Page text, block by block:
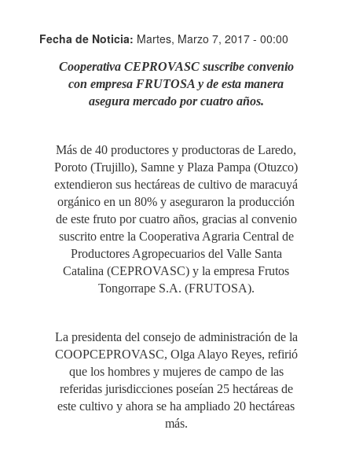
Fecha de Noticia: Martes, Marzo 7, 2017 - 00:00
Cooperativa CEPROVASC suscribe convenio
con empresa FRUTOSA y de esta manera
asegura mercado por cuatro años.
Más de 40 productores y productoras de Laredo,
Poroto (Trujillo), Samne y Plaza Pampa (Otuzco)
extendieron sus hectáreas de cultivo de maracuyá
orgánico en un 80% y aseguraron la producción
de este fruto por cuatro años, gracias al convenio
suscrito entre la Cooperativa Agraria Central de
Productores Agropecuarios del Valle Santa
Catalina (CEPROVASC) y la empresa Frutos
Tongorrape S.A. (FRUTOSA).
La presidenta del consejo de administración de la
COOPCEPROVASC, Olga Alayo Reyes, refirió
que los hombres y mujeres de campo de las
referidas jurisdicciones poseían 25 hectáreas de
este cultivo y ahora se ha ampliado 20 hectáreas
más.